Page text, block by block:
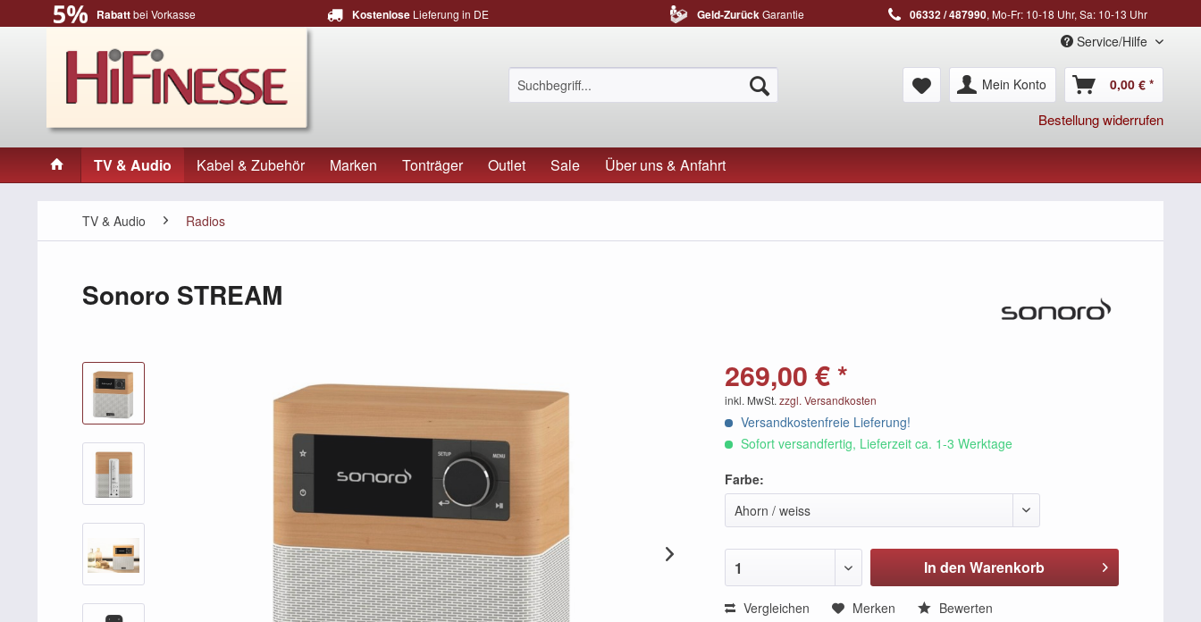
Rabattbei Vorkasse Kostenlose Lieferung in DE Geld-ZurückGarantie 06332 / 487990, Mo-Fr: 10-18 Uhr, Sa: 10-13 Uhr
Service/Hilfe
Mein Konto 0,00 € *
Bestellung widerrufen
TV & Audio Kabel & Zubehör Marken Tonträger Outlet Sale Über uns & Anfahrt
TV & Audio Radios
Sonoro STREAM
269,00 € *
inkl. MwSt.zzgl. Versandkosten
Versandkostenfreie Lieferung!
Sofort versandfertig, Lieferzeit ca. 1-3 Werktage
Farbe:
Ahorn / weiss
1 In den Warenkorb
Vergleichen Merken Bewerten